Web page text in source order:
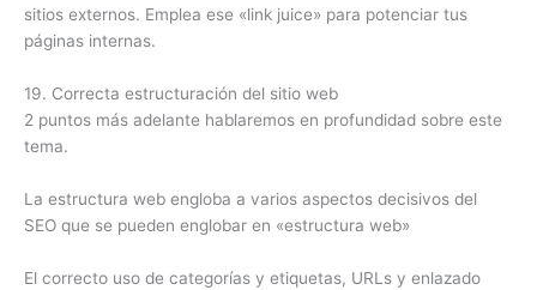
sitios externos. Emplea ese «link juice» para potenciar tus
páginas internas.
19. Correcta estructuración del sitio web
2 puntos más adelante hablaremos en profundidad sobre este
tema.
La estructura web engloba a varios aspectos decisivos del
SEO que se pueden englobar en «estructura web»
El correcto uso de categorías y etiquetas, URLs y enlazado